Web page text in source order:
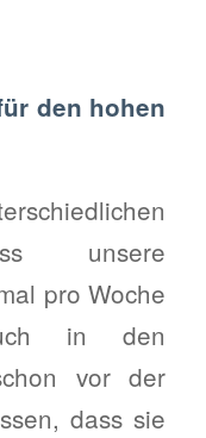
den hohen
unsere
pro Woche
in den
vor der
dass sie